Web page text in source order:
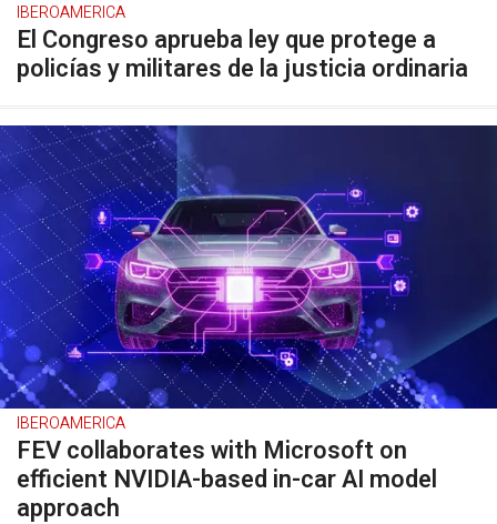
IBEROAMERICA
El Congreso aprueba ley que protege a
policías y militares de la justicia ordinaria
IBEROAMERICA
FEV collaborates with Microsoft on
efficient NVIDIA-based in-car AI model
approach